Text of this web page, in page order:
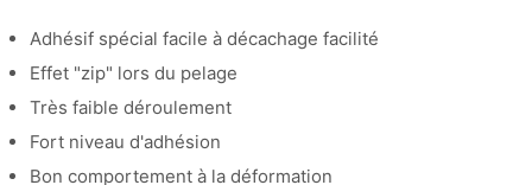
Adhésif spécial facile à décachage facilité
Effet "zip" lors du pelage
Très faible déroulement
Fort niveau d'adhésion
Bon comportement à la déformation